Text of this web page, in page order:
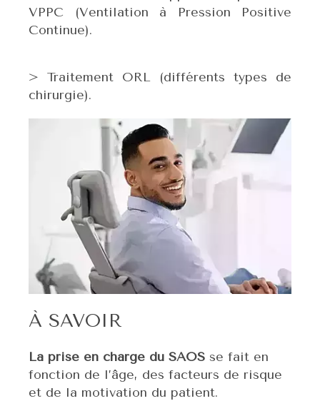
VPPC (Ventilation à Pression Positive
Continue).
> Traitement ORL (différents types de
chirurgie).
À SAVOIR
La prise en charge du SAOS se fait en
fonction de l’âge, des facteurs de risque
et de la motivation du patient.